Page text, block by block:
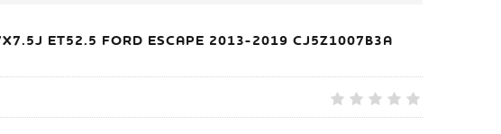
ET52.5 FORD ESCAPE 2013-2019 CJ5Z1007B3A